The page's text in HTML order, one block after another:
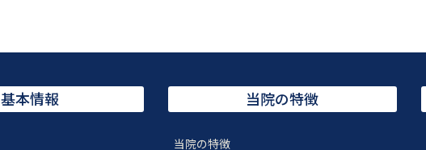
基本情報 当院の特徴
当院の特徴